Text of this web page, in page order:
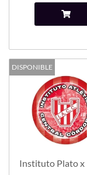
DISPONIBLE
Instituto Plato x